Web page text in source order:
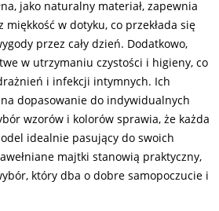
jako naturalny materiał, zapewnia
w dotyku, co przekłada się
przez cały dzień. Dodatkowo,
w utrzymaniu czystości i higieny, co
i infekcji intymnych. Ich
dopasowanie do indywidualnych
wzorów i kolorów sprawia, że każda
idealnie pasujący do swoich
majtki stanowią praktyczny,
który dba o dobre samopoczucie i